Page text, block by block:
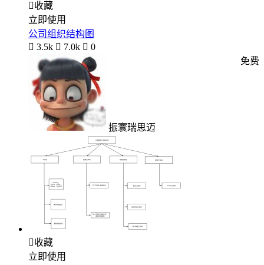
收藏
立即使用
公司组织结构图
 3.5k  7.0k  0
振寰瑞思迈
免费
收藏
立即使用